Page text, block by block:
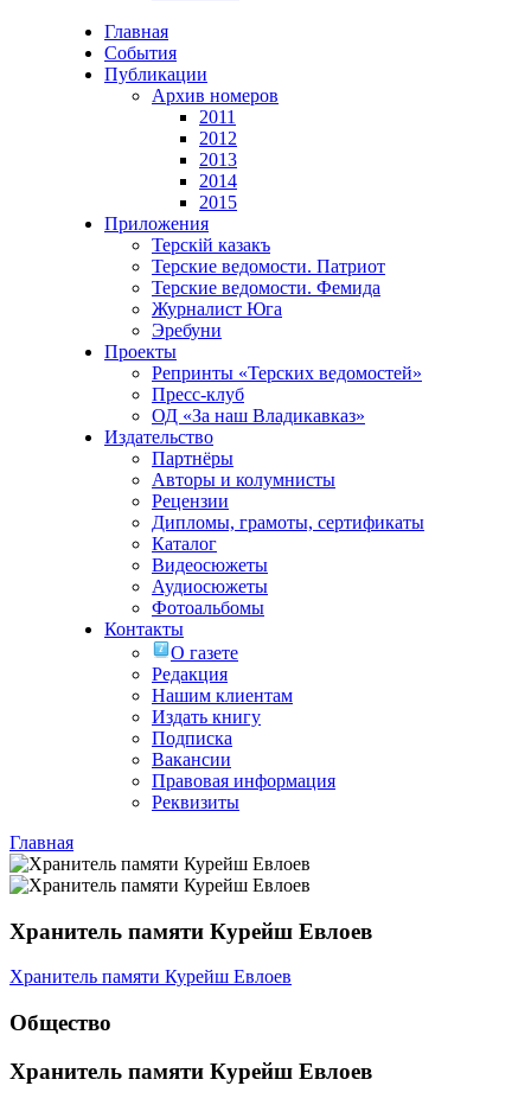
Главная
События
Публикации
Архив номеров
2011
2012
2013
2014
2015
Приложения
Терскiй казакъ
Терские ведомости. Патриот
Терские ведомости. Фемида
Журналист Юга
Эребуни
Проекты
Репринты «Терских ведомостей»
Пресс-клуб
ОД «За наш Владикавказ»
Издательство
Партнёры
Авторы и колумнисты
Рецензии
Дипломы, грамоты, сертификаты
Каталог
Видеосюжеты
Аудиосюжеты
Фотоальбомы
Контакты
О газете
Редакция
Нашим клиентам
Издать книгу
Подписка
Вакансии
Правовая информация
Реквизиты
Главная
Хранитель памяти Курейш Евлоев
Хранитель памяти Курейш Евлоев
Общество
Хранитель памяти Курейш Евлоев